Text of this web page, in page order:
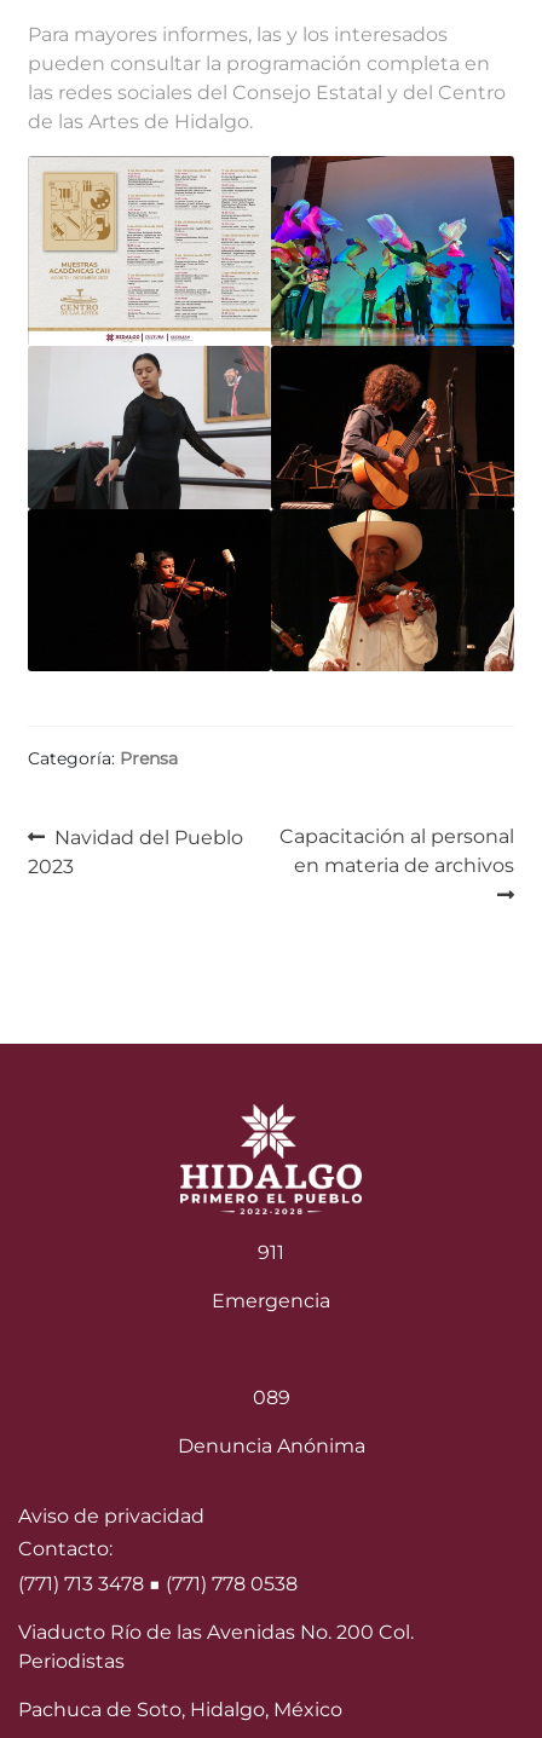
Para mayores informes, las y los interesados
pueden consultar la programación completa en
las redes sociales del Consejo Estatal y del Centro
de las Artes de Hidalgo.
Categoría: Prensa
Navegación
de
Anterior:
Navidad del Pueblo
2023
Siguiente:
Capacitación al personal
en materia de archivos
911
Emergencia
089
Denuncia Anónima
Aviso de privacidad
Contacto:
(771) 713 3478 ■ (771) 778 0538
Viaducto Río de las Avenidas No. 200 Col.
Periodistas
Pachuca de Soto, Hidalgo, México